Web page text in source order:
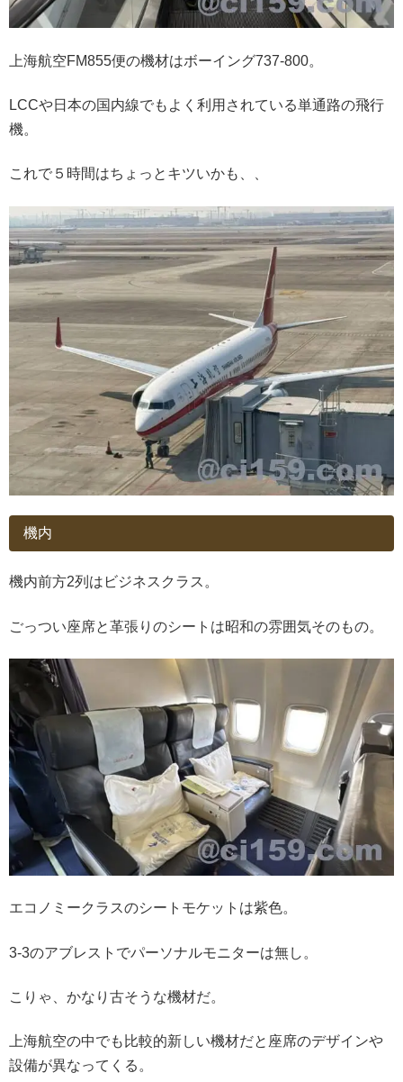
上海航空FM855便の機材はボーイング737-800。
LCCや日本の国内線でもよく利用されている単通路の飛行
機。
これで５時間はちょっとキツいかも、、
機内
機内前方2列はビジネスクラス。
ごっつい座席と革張りのシートは昭和の雰囲気そのもの。
エコノミークラスのシートモケットは紫色。
3-3のアブレストでパーソナルモニターは無し。
こりゃ、かなり古そうな機材だ。
上海航空の中でも比較的新しい機材だと座席のデザインや
設備が異なってくる。